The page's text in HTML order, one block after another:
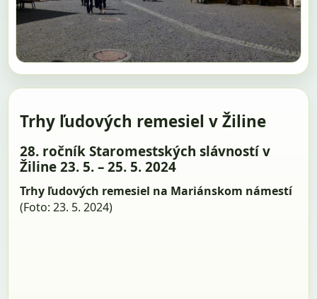
Trhy ľudových remesiel v Žiline
28. ročník Staromestských slávností v
Žiline 23. 5. – 25. 5. 2024
Trhy ľudových remesiel na Mariánskom námestí
(Foto: 23. 5. 2024)